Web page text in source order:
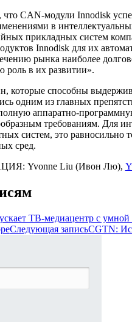
CAN-модули Innodisk
в
прикладных систем
Innodisk для их
рынка наиболее
в их развитии».
которые способны
одним из главных
аппаратно-
требованиям. Для
систем, это равносильно
сред.
Yvonne Liu (Ивон Лю),
ТВ-медиацентр с
Следующая записьCGTN: